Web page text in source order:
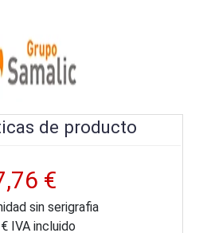
de producto
€
sin serigrafia
IVA incluido